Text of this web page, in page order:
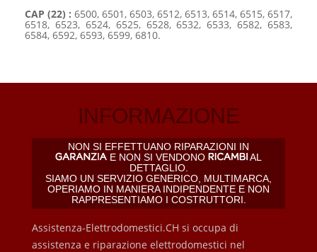
CAP (22) : 6500, 6501, 6503, 6512, 6513, 6514, 6515, 6517,
6518, 6523, 6524, 6525, 6528, 6532, 6533, 6582, 6583,
6584, 6592, 6593, 6599, 6810.
INFORMAZIONE
NON SI EFFETTUANO RIPARAZIONI IN
E NON SI VENDONO
AL
DETTAGLIO.
SIAMO UN SERVIZIO GENERICO, MULTIMARCA,
OPERIAMO IN MANIERA INDIPENDENTE E NON
RAPPRESENTIAMO I COSTRUTTORI.
Assistenza-Elettrodomestici.CH si occupa di
assistenza e riparazione elettrodomestici nel